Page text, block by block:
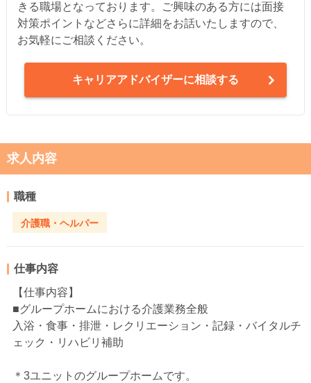
きる職場となっております。ご興味のある方には面接
対策ポイントなどさらに詳細をお話いたしますので、
お気軽にご相談ください。
キャリアアドバイザーに相談する
求人内容
職種
介護職・ヘルパー
仕事内容
【仕事内容】
■グループホームにおける介護業務全般
入浴・食事・排泄・レクリエーション・記録・バイタルチ
ェック・リハビリ補助
＊3ユニットのグループホームです。